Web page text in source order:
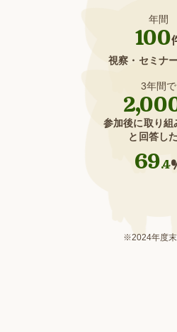
年間
100
視察・セミナ
3年間で
参加後に取り組
と回答し
69.4
※2024年度